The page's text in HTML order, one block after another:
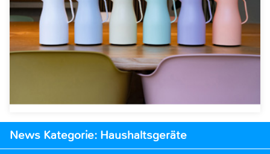
News Kategorie: Haushaltsgeräte